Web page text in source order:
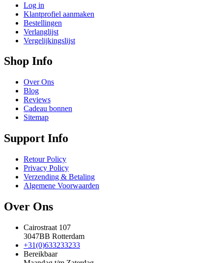
Log in
Klantprofiel aanmaken
Bestellingen
Verlanglijst
Vergelijkingslijst
Shop Info
Over Ons
Blog
Reviews
Cadeau bonnen
Sitemap
Support Info
Retour Policy
Privacy Policy
Verzending & Betaling
Algemene Voorwaarden
Over Ons
Cairostraat 107
3047BB Rotterdam
+31(0)633233233
Bereikbaar